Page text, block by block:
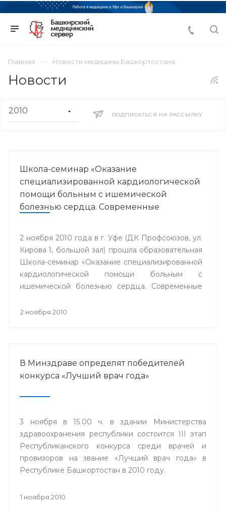
Главная Новости медицины Башкортостана
Новости
ПОДПИСАТЬСЯ НА РАССЫЛКУ
Школа-семинар «Оказание
специализированной кардиологической
помощи больным с ишемической
болезнью сердца. Современные
2 ноября 2010 года в г. Уфе (ДК Профсоюзов, ул.
Кирова 1, большой зал) прошла образовательная
Школа-семинар «Оказание специализированной
кардиологической помощи больным с
ишемической болезнью сердца. Современные
2 ноября 2010
В Минздраве определят победителей
конкурса «Лучший врач года»
3 ноября в 15.00 ч. в здании Министерства
здравоохранения республики состоится III этап
Республиканского конкурса среди врачей и
провизоров на звание «Лучший врач года» в
Республике Башкортостан в 2010 году.
1 ноября 2010